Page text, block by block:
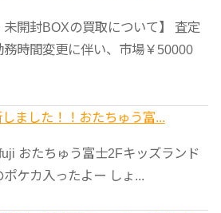
未開封BOXの買取について】 査定
務時間変更に伴い、市場￥50000
ました！！おたちゅう富...
おたちゅう富士2Fキッズランド
ポケカ入ったよー しょ...